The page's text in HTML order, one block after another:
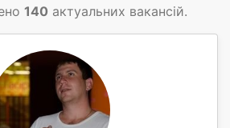
140 актуальних вакансій.